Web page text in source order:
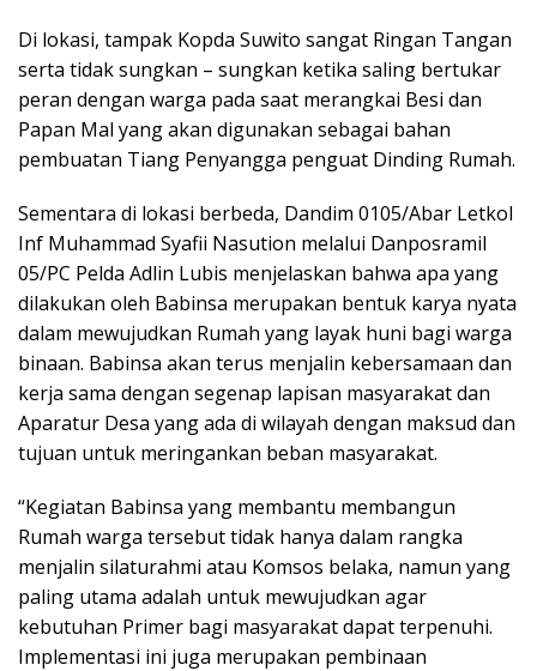
Di lokasi, tampak Kopda Suwito sangat Ringan Tangan
serta tidak sungkan – sungkan ketika saling bertukar
peran dengan warga pada saat merangkai Besi dan
Papan Mal yang akan digunakan sebagai bahan
pembuatan Tiang Penyangga penguat Dinding Rumah.
Sementara di lokasi berbeda, Dandim 0105/Abar Letkol
Inf Muhammad Syafii Nasution melalui Danposramil
05/PC Pelda Adlin Lubis menjelaskan bahwa apa yang
dilakukan oleh Babinsa merupakan bentuk karya nyata
dalam mewujudkan Rumah yang layak huni bagi warga
binaan. Babinsa akan terus menjalin kebersamaan dan
kerja sama dengan segenap lapisan masyarakat dan
Aparatur Desa yang ada di wilayah dengan maksud dan
tujuan untuk meringankan beban masyarakat.
“Kegiatan Babinsa yang membantu membangun
Rumah warga tersebut tidak hanya dalam rangka
menjalin silaturahmi atau Komsos belaka, namun yang
paling utama adalah untuk mewujudkan agar
kebutuhan Primer bagi masyarakat dapat terpenuhi.
Implementasi ini juga merupakan pembinaan